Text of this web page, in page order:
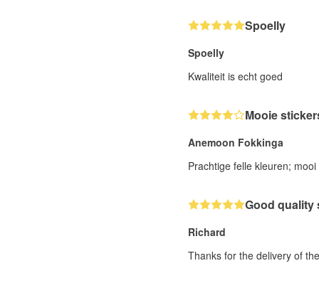
Spoelly
Spoelly
Kwaliteit is echt goed
Mooie
Anemoon Fokkinga
Prachtige felle kleuren;
Good quality
Richard
Thanks for the delivery of